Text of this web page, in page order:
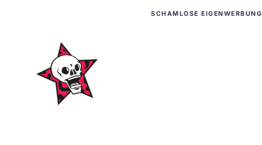
SCHAMLOSE EIGENWERBUNG